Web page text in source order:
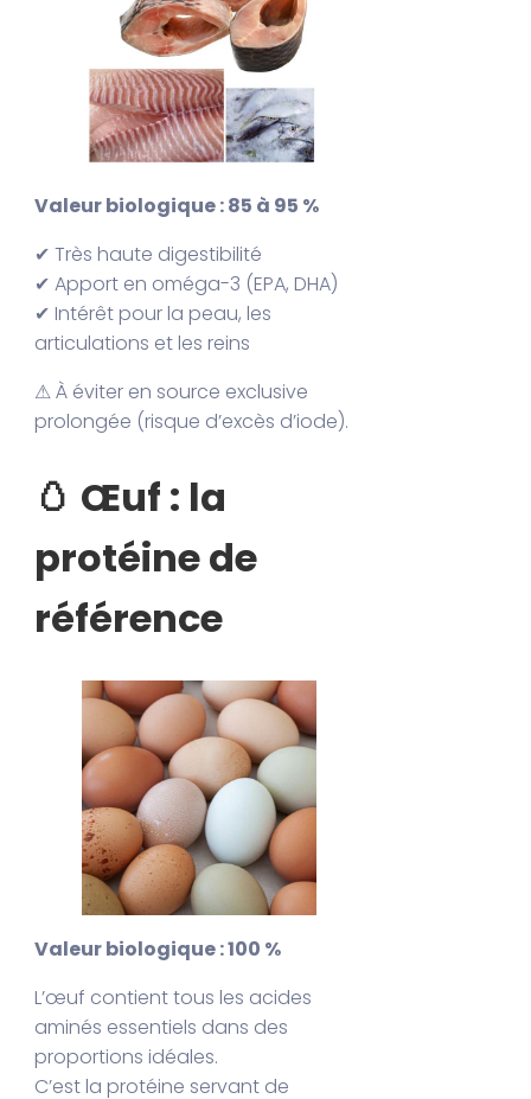
Valeur biologique : 85 à 95 %
✔ Très haute digestibilité
✔ Apport en oméga-3 (EPA, DHA)
✔ Intérêt pour la peau, les
articulations et les reins
⚠ À éviter en source exclusive
prolongée (risque d’excès d’iode).
🥚 Œuf : la
protéine de
référence
Valeur biologique : 100 %
L’œuf contient tous les acides
aminés essentiels dans des
proportions idéales.
C’est la protéine servant de